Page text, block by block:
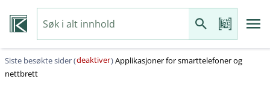
Siste besøkte sider (deaktiver)Applikasjoner for smarttelefoner og
nettbrett